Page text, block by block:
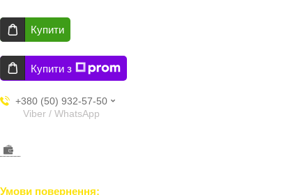
Купити
Купити з
+380 (50) 932-57-50
Viber / WhatsApp